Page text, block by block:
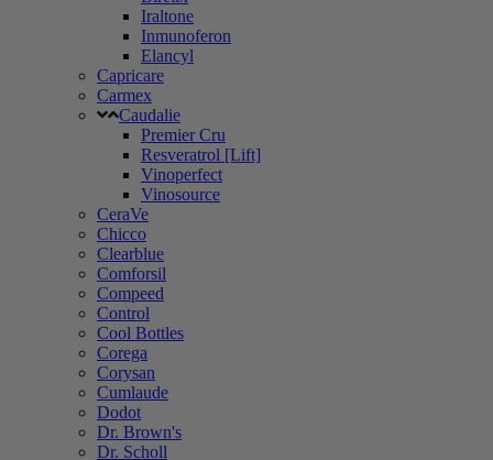
Iraltone
Inmunoferon
Elancyl
Capricare
Carmex
Caudalie
Premier Cru
Resveratrol [Lift]
Vinoperfect
Vinosource
CeraVe
Chicco
Clearblue
Comforsil
Compeed
Control
Cool Bottles
Corega
Corysan
Cumlaude
Dodot
Dr. Brown's
Dr. Scholl